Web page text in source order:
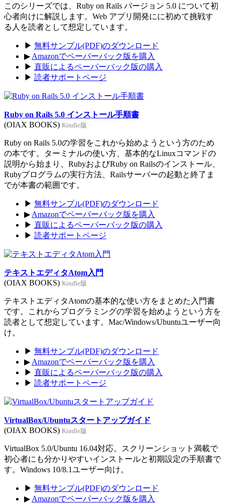
このシリーズでは、Ruby on Rails バージョン 5.0 について初
心者向けに解説します。Web アプリ開発にに初めて挑戦す
る人を読者として想定しています。
▶ 無料サンプル(PDF)のダウンロード
▶ Amazonでペーパーバック版を購入
▶ 直販によるペーパーバック版の購入
▶ 読者サポートページ
Ruby on Rails 5.0 インストール手順書
(OIAX BOOKS) Kindle版
Ruby on Rails 5.0の学習をこれから始めようという方のため
の本です。ターミナルの使い方、基本的なLinuxコマンドの
説明から始まり、RubyおよびRuby on Railsのインストール、
Rubyプログラムの実行方法、Railsサーバーの起動と終了ま
でが本書の範囲です。
▶ 無料サンプル(PDF)のダウンロード
▶ Amazonでペーパーバック版を購入
▶ 直販によるペーパーバック版の購入
▶ 読者サポートページ
テキストエディタAtom入門
(OIAX BOOKS) Kindle版
テキストエディタAtomの基本的な使い方をまとめた入門書
です。これからプログラミングの学習を始めようという方を
読者として想定しています。Mac/Windows/Ubuntuユーザー向
け。
▶ 無料サンプル(PDF)のダウンロード
▶ Amazonでペーパーバック版を購入
▶ 直販によるペーパーバック版の購入
▶ 読者サポートページ
VirtualBox/Ubuntuスタートアップガイド
(OIAX BOOKS) Kindle版
VirtualBox 5.0/Ubuntu 16.04対応。スクリーンショット満載で
初心者にも分かりやすいインストールと初期設定の手順書で
す。Windows 10/8.1ユーザー向け。
▶ 無料サンプル(PDF)のダウンロード
▶ Amazonでペーパーバック版を購入